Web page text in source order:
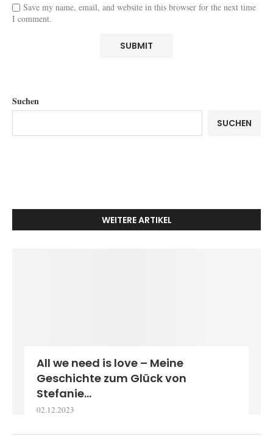
Save my name, email, and website in this browser for the next time
I comment.
Suchen
SUCHEN
WEITERE ARTIKEL
All we need is love – Meine
Geschichte zum Glück von
Stefanie...
02.12.2023